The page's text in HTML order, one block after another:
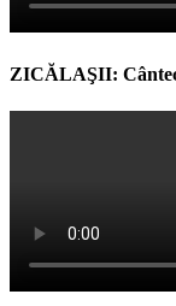
ZICĂLAŞII: